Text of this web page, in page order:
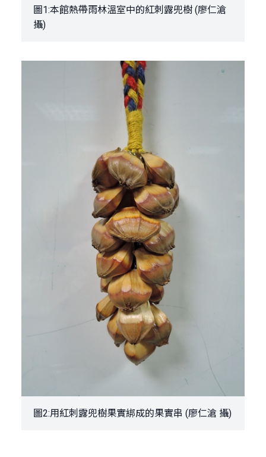
圖1:本館熱帶雨林溫室中的紅刺露兜樹 (廖仁滄
攝)
圖2:用紅刺露兜樹果實綁成的果實串 (廖仁滄 攝)